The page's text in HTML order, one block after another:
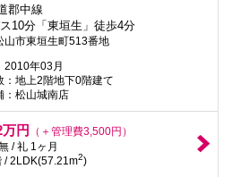
郡中線
10分「東垣生」徒歩4分
山市東垣生町513番地
2010年03月
：地上2階地下0階建て
：松山城南店
円
（＋管理費3,500円）
/ 礼 1ヶ月
/ 2LDK(57.21m2)